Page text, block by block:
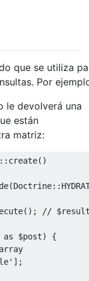
que se utiliza
Por
le devolverá una
están
matriz:
:: create()
(Doctrine::
(); //
as $post)
{
];